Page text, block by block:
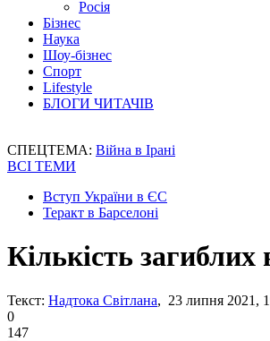
Росія
Бізнес
Наука
Шоу-бізнес
Спорт
Lifestyle
БЛОГИ ЧИТАЧІВ
СПЕЦТЕМА: Війна в Ірані
ВСІ ТЕМИ
Вступ України в ЄС
Теракт в Барселоні
Кількість загиблих
Текст: Надтока Світлана, 23 липня 2021,
0
147